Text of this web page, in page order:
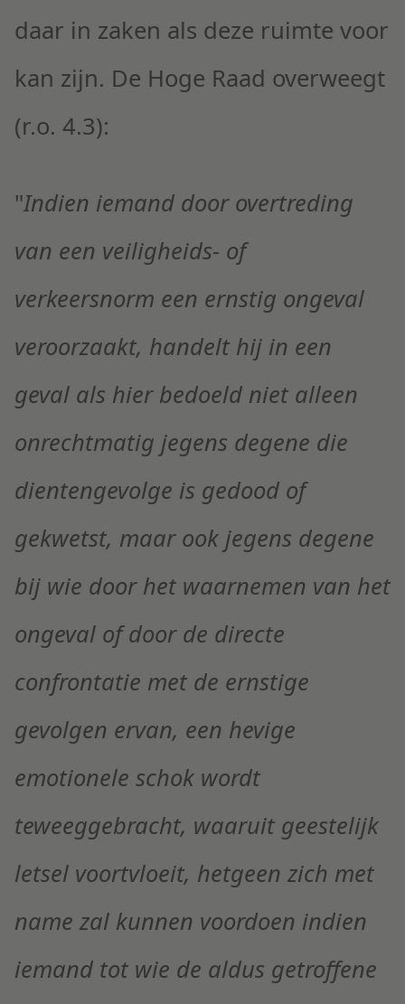
daar in zaken als deze ruimte voor
kan zijn. De Hoge Raad overweegt
(r.o. 4.3):
"Indien iemand door overtreding
van een veiligheids- of
verkeersnorm een ernstig ongeval
veroorzaakt, handelt hij in een
geval als hier bedoeld niet alleen
onrechtmatig jegens degene die
dientengevolge is gedood of
gekwetst, maar ook jegens degene
bij wie door het waarnemen van het
ongeval of door de directe
confrontatie met de ernstige
gevolgen ervan, een hevige
emotionele schok wordt
teweeggebracht, waaruit geestelijk
letsel voortvloeit, hetgeen zich met
name zal kunnen voordoen indien
iemand tot wie de aldus getroffene